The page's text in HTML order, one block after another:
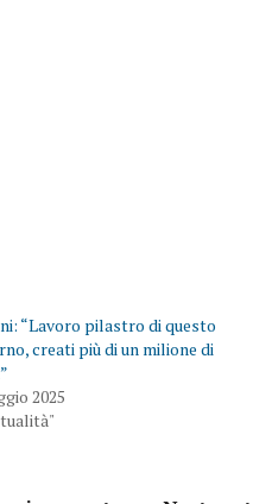
“Lavoro pilastro di questo
creati più di un milione di
2025